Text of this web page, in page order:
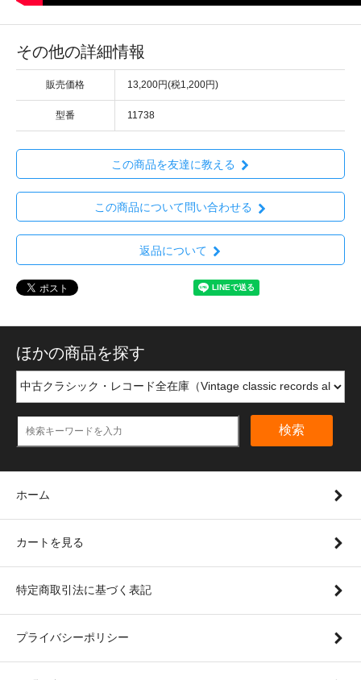
その他の詳細情報
販売価格 13,200円(税1,200円)
型番 11738
この商品を友達に教える
この商品について問い合わせる
返品について
ほかの商品を探す
検索
ホーム
カートを見る
特定商取引法に基づく表記
プライバシーポリシー